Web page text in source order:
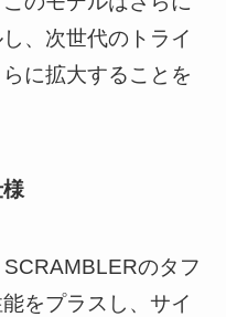
、次世代のトライ
に拡大することを
のタフ
をプラスし、サイ